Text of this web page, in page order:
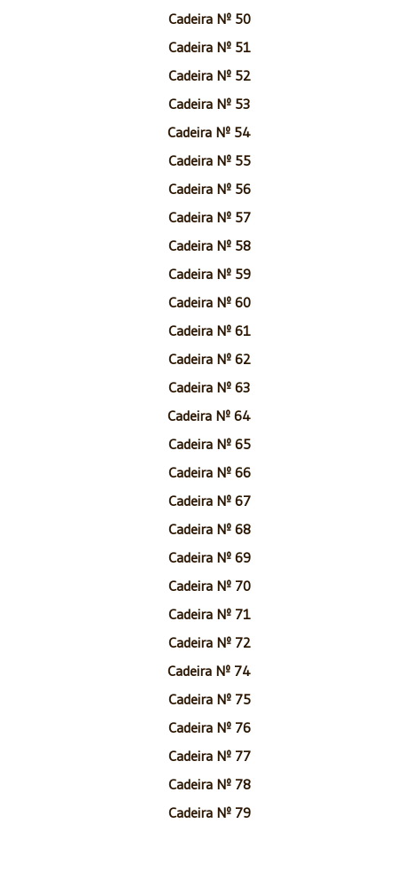
Cadeira Nº 50
Cadeira Nº 51
Cadeira Nº 52
Cadeira Nº 53
Cadeira Nº 54
Cadeira Nº 55
Cadeira Nº 56
Cadeira Nº 57
Cadeira Nº 58
Cadeira Nº 59
Cadeira Nº 60
Cadeira Nº 61
Cadeira Nº 62
Cadeira Nº 63
Cadeira Nº 64
Cadeira Nº 65
Cadeira Nº 66
Cadeira Nº 67
Cadeira Nº 68
Cadeira Nº 69
Cadeira Nº 70
Cadeira Nº 71
Cadeira Nº 72
Cadeira Nº 74
Cadeira Nº 75
Cadeira Nº 76
Cadeira Nº 77
Cadeira Nº 78
Cadeira Nº 79